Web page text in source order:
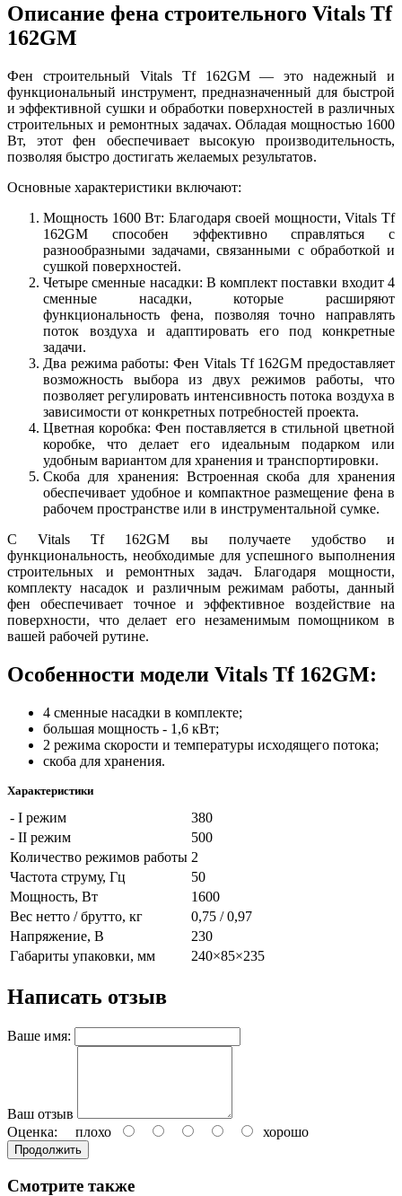
Описание фена строительного Vitals Tf
162GM
Фен строительный Vitals Tf 162GM — это надежный и
функциональный инструмент, предназначенный для быстрой
и эффективной сушки и обработки поверхностей в различных
строительных и ремонтных задачах. Обладая мощностью 1600
Вт, этот фен обеспечивает высокую производительность,
позволяя быстро достигать желаемых результатов.
Основные характеристики включают:
Мощность 1600 Вт: Благодаря своей мощности, Vitals Tf
162GM способен эффективно справляться с
разнообразными задачами, связанными с обработкой и
сушкой поверхностей.
Четыре сменные насадки: В комплект поставки входит 4
сменные насадки, которые расширяют
функциональность фена, позволяя точно направлять
поток воздуха и адаптировать его под конкретные
задачи.
Два режима работы: Фен Vitals Tf 162GM предоставляет
возможность выбора из двух режимов работы, что
позволяет регулировать интенсивность потока воздуха в
зависимости от конкретных потребностей проекта.
Цветная коробка: Фен поставляется в стильной цветной
коробке, что делает его идеальным подарком или
удобным вариантом для хранения и транспортировки.
Скоба для хранения: Встроенная скоба для хранения
обеспечивает удобное и компактное размещение фена в
рабочем пространстве или в инструментальной сумке.
С Vitals Tf 162GM вы получаете удобство и
функциональность, необходимые для успешного выполнения
строительных и ремонтных задач. Благодаря мощности,
комплекту насадок и различным режимам работы, данный
фен обеспечивает точное и эффективное воздействие на
поверхности, что делает его незаменимым помощником в
вашей рабочей рутине.
Особенности модели Vitals Tf 162GM:
4 сменные насадки в комплекте;
большая мощность - 1,6 кВт;
2 режима скорости и температуры исходящего потока;
скоба для хранения.
Характеристики
- I режим
380
- II режим
500
Количество режимов работы 2
Частота струму, Гц
50
Мощность, Вт
1600
Вес нетто / брутто, кг
0,75 / 0,97
Напряжение, В
230
Габариты упаковки, мм
240×85×235
Написать отзыв
Ваше имя:
Ваш отзыв
Оценка: плохо хорошо
Продолжить
Смотрите также